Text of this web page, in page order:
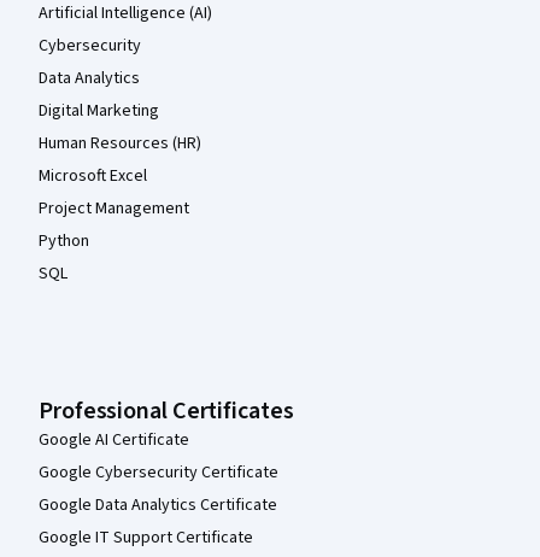
Artificial Intelligence (AI)
Cybersecurity
Data Analytics
Digital Marketing
Human Resources (HR)
Microsoft Excel
Project Management
Python
SQL
Professional Certificates
Google AI Certificate
Google Cybersecurity Certificate
Google Data Analytics Certificate
Google IT Support Certificate